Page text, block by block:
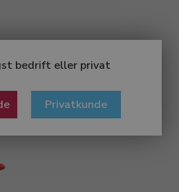
bedrift eller privat
Privatkunde